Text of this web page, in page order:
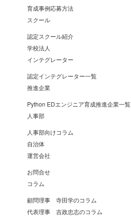
育成事例応募方法
スクール
認定スクール紹介
学校法人
インテグレーター
認定インテグレーター一覧
推進企業
Python EDエンジニア育成推進企業一覧
人事部
人事部向けコラム
自治体
運営会社
お問合せ
コラム
顧問理事 寺田学のコラム
代表理事 吉政忠志のコラム